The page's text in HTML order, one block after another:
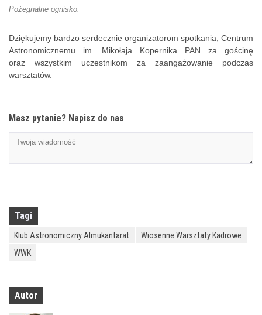
Pożegnalne ognisko.
Dziękujemy bardzo serdecznie organizatorom spotkania, Centrum
Astronomicznemu im. Mikołaja Kopernika PAN za gościnę
oraz wszystkim uczestnikom za zaangażowanie podczas
warsztatów.
Masz pytanie? Napisz do nas
Tagi
Klub Astronomiczny Almukantarat
Wiosenne Warsztaty Kadrowe
WWK
Autor